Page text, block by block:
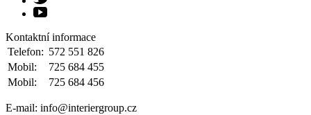
Kontaktní informace
Telefon: 572 551 826
Mobil:
725 684 455
Mobil:
725 684 456
E-mail: info@interiergroup.cz